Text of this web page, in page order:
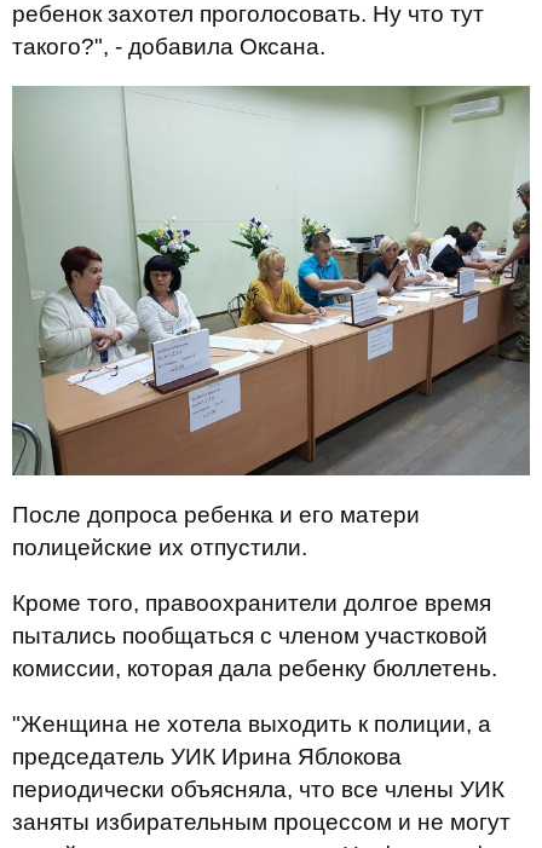
ребенок захотел проголосовать. Ну что тут
такого?", - добавила Оксана.
После допроса ребенка и его матери
полицейские их отпустили.
Кроме того, правоохранители долгое время
пытались пообщаться с членом участковой
комиссии, которая дала ребенку бюллетень.
"Женщина не хотела выходить к полиции, а
председатель УИК Ирина Яблокова
периодически объясняла, что все члены УИК
заняты избирательным процессом и не могут